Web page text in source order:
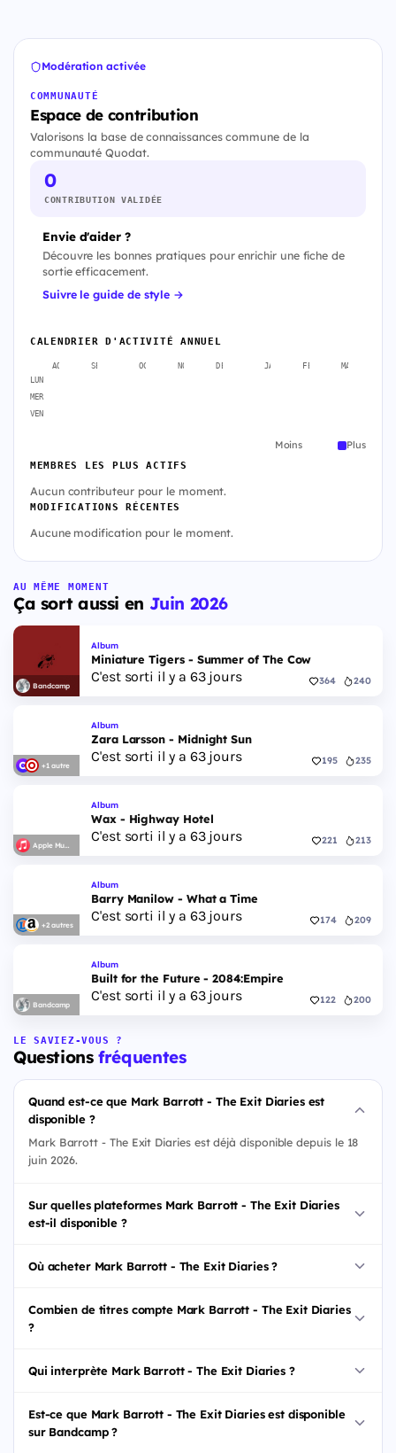
Modération activée
COMMUNAUTÉ
Espace de contribution
Valorisons la base de connaissances commune de la
communauté Quodat.
0
CONTRIBUTION VALIDÉE
Envie d'aider ?
Découvre les bonnes pratiques pour enrichir une fiche de
sortie efficacement.
Suivre le guide de style →
CALENDRIER D'ACTIVITÉ ANNUEL
AOÛT SEPT. OCT. NOV. DÉC. JANV. FÉVR. MARS
LUN
MER
VEN
Moins Plus
MEMBRES LES PLUS ACTIFS
Aucun contributeur pour le moment.
MODIFICATIONS RÉCENTES
Aucune modification pour le moment.
AU MÊME MOMENT
Ça sort aussi en Juin 2026
Bandcamp
Album
Miniature Tigers - Summer of The Cow
C'est sorti il y a 63 jours 364 240
+1 autre
Album
Zara Larsson - Midnight Sun
C'est sorti il y a 63 jours 195 235
Apple Music
Album
Wax - Highway Hotel
C'est sorti il y a 63 jours 221 213
+2 autres
Album
Barry Manilow - What a Time
C'est sorti il y a 63 jours 174 209
Bandcamp
Album
Built for the Future - 2084:Empire
C'est sorti il y a 63 jours 122 200
LE SAVIEZ-VOUS ?
Questionsfréquentes
Quand est-ce que Mark Barrott - The Exit Diaries est
disponible ?
Mark Barrott - The Exit Diaries est déjà disponible depuis le 18
juin 2026.
Sur quelles plateformes Mark Barrott - The Exit Diaries
est-il disponible ?
Où acheter Mark Barrott - The Exit Diaries ?
Combien de titres compte Mark Barrott - The Exit Diaries
?
Qui interprète Mark Barrott - The Exit Diaries ?
Est-ce que Mark Barrott - The Exit Diaries est disponible
sur Bandcamp ?